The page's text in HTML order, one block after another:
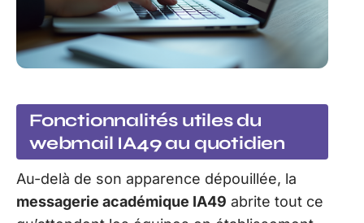
Fonctionnalités utiles du
webmail IA49 au quotidien
Au-delà de son apparence dépouillée, la
messagerie académique IA49 abrite tout ce